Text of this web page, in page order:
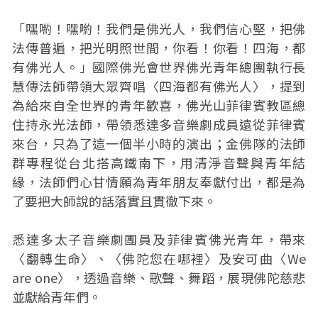
「嘿喲！嘿喲！我們是佛光人，我們信心堅，把佛
法傳普遍，把光明照世間，你看！你看！四海，都
有佛光人。」國際佛光會世界佛光青年總團執行長
慧傳法師帶領大眾齊唱〈四海都有佛光人〉，提到
為給來自全世界的青年歡喜，佛光山菲律賓教區總
住持永光法師，帶領悉達多音樂劇成員遠從菲律賓
來台，只為了這一個半小時的演出；金佛隊的法師
群專程從台北搭高鐵南下，用清淨音聲與青年結
緣，法師們心甘情願為青年朋友奉獻付出，都是為
了要把大師說的話落實且貫徹下來。
悉達多太子音樂劇團員及菲律賓佛光青年，帶來
〈翻轉生命〉、〈佛陀您在哪裡〉及安可曲〈We
are one〉，透過音樂、歌聲、舞蹈，展現佛陀慈悲
並獻給青年們。